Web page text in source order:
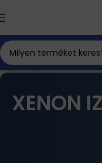
Kezdőlap Xenon izzó
XENON